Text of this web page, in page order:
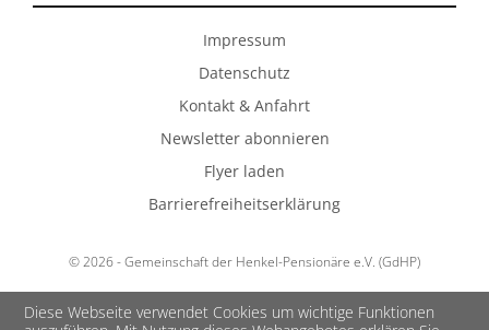
Impressum
Datenschutz
Kontakt & Anfahrt
Newsletter abonnieren
Flyer laden
Barrierefreiheitserklärung
© 2026 - Gemeinschaft der Henkel-Pensionäre e.V. (GdHP)
Diese Webseite verwendet Cookies um wichtige Funktionen